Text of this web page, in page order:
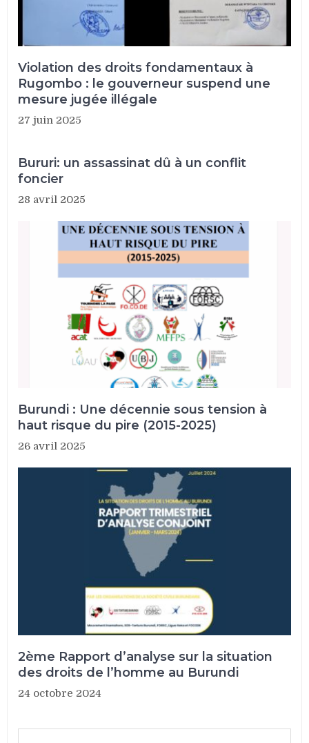
Violation des droits fondamentaux à
Rugombo : le gouverneur suspend une
mesure jugée illégale
27 juin 2025
Bururi: un assassinat dû à un conflit
foncier
28 avril 2025
Burundi : Une décennie sous tension à
haut risque du pire (2015-2025)
26 avril 2025
2ème Rapport d’analyse sur la situation
des droits de l’homme au Burundi
24 octobre 2024